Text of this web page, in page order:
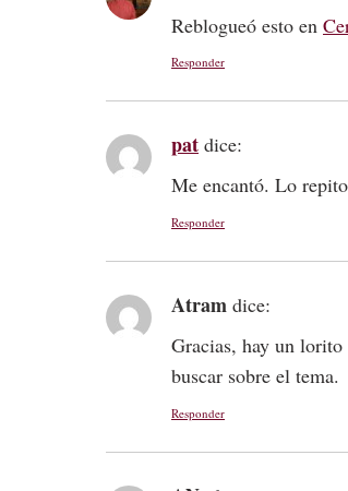
Reblogueó esto en
Responder
pat dice:
Me encantó. Lo
Responder
Atram dice:
Gracias, hay un lorito
buscar sobre el tema.
Responder